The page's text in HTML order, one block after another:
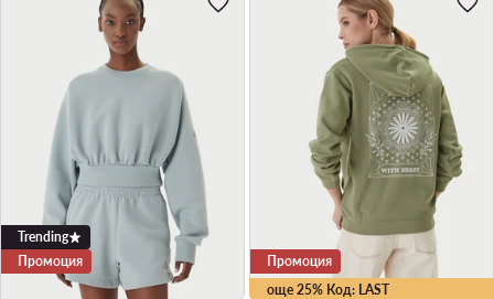
Trending
Промоция
още 25% Код: LAST
Промоция